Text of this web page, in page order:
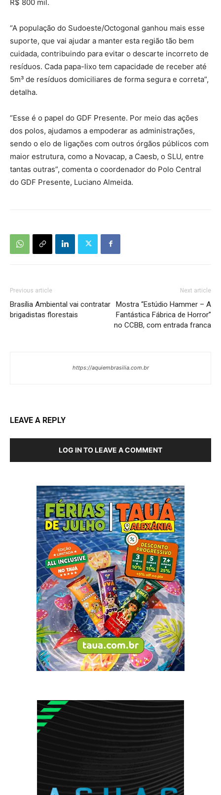
R$ 800 mil.
“A população do Sudoeste/Octogonal ganhou mais esse
suporte, que vai ajudar a manter esta região tão bem
cuidada, contribuindo para evitar o descarte incorreto de
resíduos. Cada papa-lixo tem capacidade de receber até
5m³ de resíduos domiciliares de forma segura e correta”,
detalha.
“Esse é o papel do GDF Presente. Por meio das ações
dos polos, ajudamos a empoderar as administrações,
sendo o elo de ligações com outros órgãos públicos com
maior estrutura, como a Novacap, a Caesb, o SLU, entre
tantas outras”, comenta o coordenador do Polo Central
do GDF Presente, Luciano Almeida.
Previous article
Brasília Ambiental vai contratar
brigadistas florestais
Next article
Mostra “Estúdio Hammer – A
Fantástica Fábrica de Horror”
no CCBB, com entrada franca
https://aquiembrasilia.com.br
LEAVE A REPLY
LOG IN TO LEAVE A COMMENT